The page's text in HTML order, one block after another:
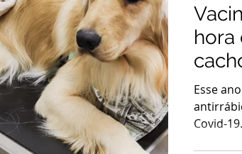
hora
Esse
Covid-19.